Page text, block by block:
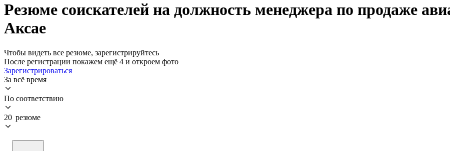
Резюме соискателей на должность менеджера по продаже
Аксае
Чтобы видеть все резюме, зарегистрируйтесь
После регистрации покажем ещё 4 и откроем фото
Зарегистрироваться
За всё время
По соответствию
20 резюме